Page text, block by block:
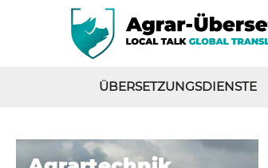
ÜBERSETZUNGSDIENSTE